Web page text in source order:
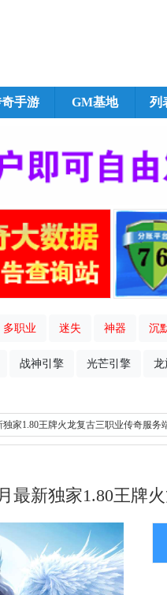
手游 GM基地 列
多职业 迷失 神器 沉
战神引擎 光芒引擎 龙
独家1.80王牌火龙复古三职业传奇服
最新独家1.80王牌